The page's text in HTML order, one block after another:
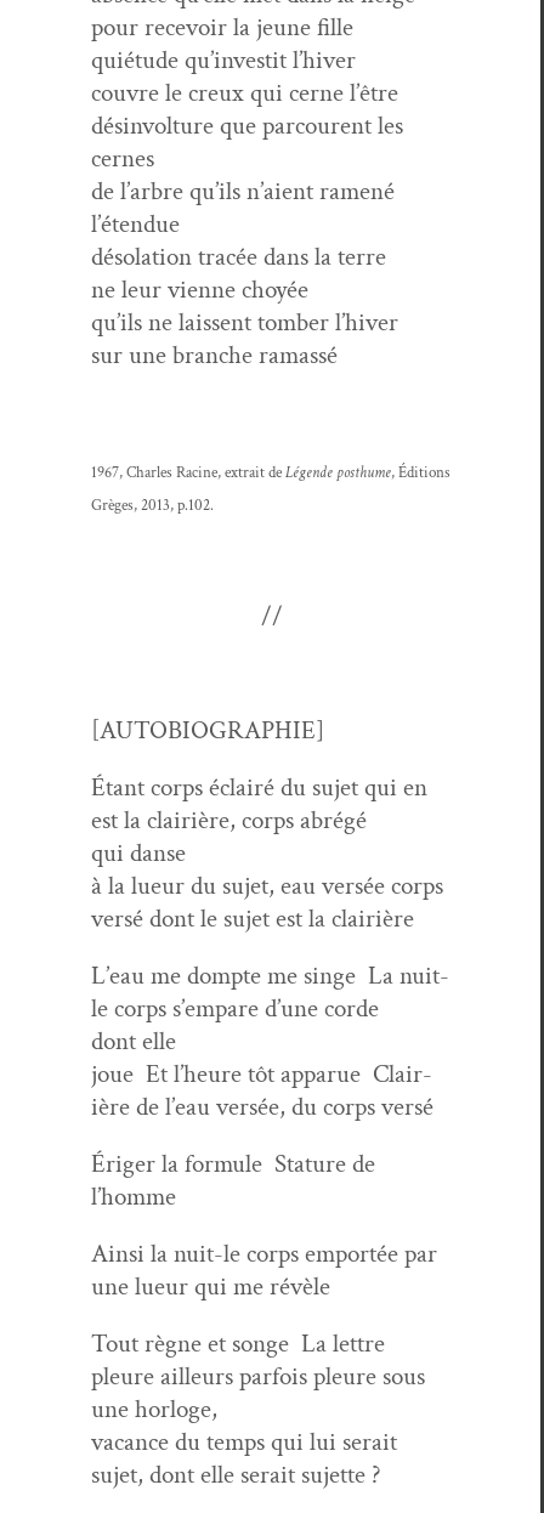
pour recevoir la jeune fille
quié­tude qu’investit l’hiver
cou­vre le creux qui cerne l’être
dés­in­vol­ture que par­courent les
cernes
de l’arbre qu’ils n’aient ramené
l’étendue
déso­la­tion tracée dans la terre
ne leur vienne choyée
qu’ils ne lais­sent tomber l’hiver
sur une branche ramassé
1967, Charles Racine, extrait deLégende posthume, Édi­tions
Grèges, 2013, p.102.
//
[AUTOBIOGRAPHIE]
Étant corps éclairé du sujet qui en
est la clair­ière, corps abrégé
qui danse
à la lueur du sujet, eau ver­sée corps
ver­sé dont le sujet est la clairière
L’eau me dompte me singe La nuit-
le corps s’empare d’une corde
dont elle
joue Et l’heure tôt apparue Clair­
ière de l’eau ver­sée, du corps versé
Ériger la for­mule Stature de
l’homme
Ain­si la nuit-le corps emportée par
une lueur qui me révèle
Tout règne et songe La let­tre
pleure ailleurs par­fois pleure sous
une horloge,
vacance du temps qui lui serait
sujet, dont elle serait sujette ?